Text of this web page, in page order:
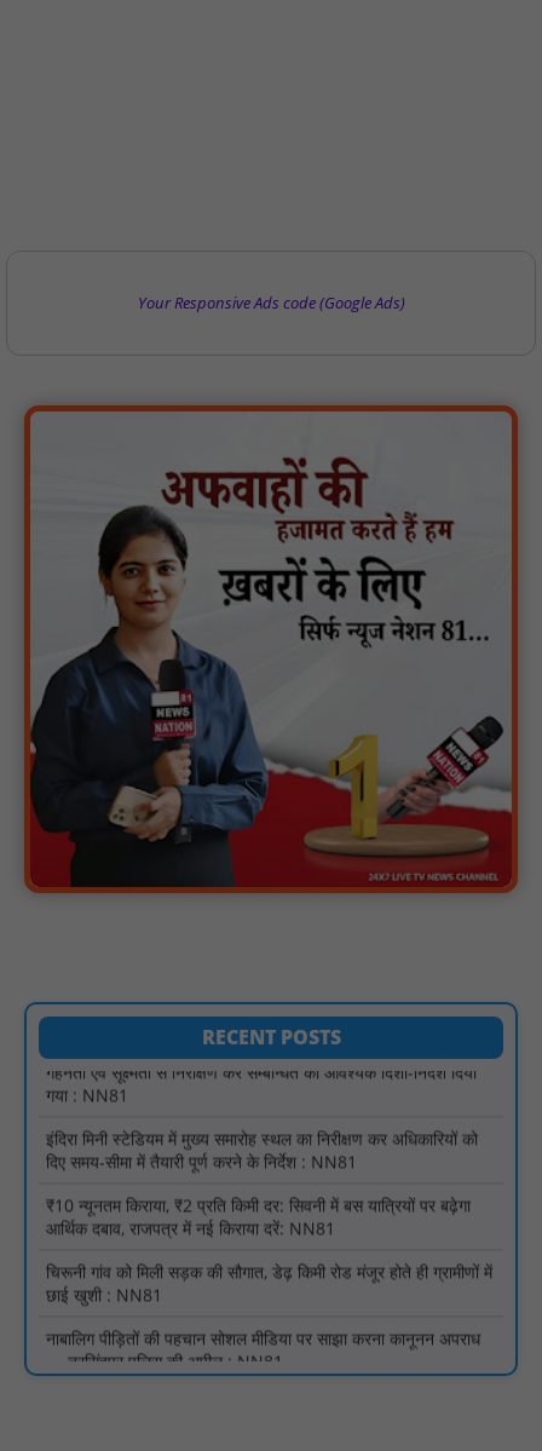
Your Responsive Ads code (Google Ads)
RECENT POSTS
नाबालिग पीड़ितों की पहचान सोशल मीडिया पर साझा करना कानूनन अपराध
— नरसिंहपुर पुलिस की अपील : NN81
मगरौनी पुलिस की बड़ी कार्रवाई लंबे समय से फरार एक स्थाई वारंटी सहित दो
वारंटी गिरफ्तार : NN81
स्वतंत्रता दिवस सिर पर होने के बाद भी परिसर में फैली है गंदगी और झाड़ियाँ,
फर्श पर उपेक्षित हालत में मिला तिरंगा : NN81
ग्रामीणों को आधार सेवाओं के साथ सेवा सेतु पोर्टल की 400 से अधिक
ऑनलाइन शासकीय सेवाएं मिलेंगी : NN81
लखीमपुर खीरी अपराध नियंत्रण और वांछित अभियुक्तों की गिरफ्तारी को लेकर
खीरी पुलिस का अभियान लगातार जारी : NN81
21 वर्षों बाद फिर गूंजी पाठशाला की घंटी: मेटापारा कोरसागुड़ा प्राथमिक शाला
गया : NN81
दिए समय-सीमा में तैयारी पूर्ण करने के निर्देश : NN81
आर्थिक दबाव, राजपत्र में नई किराया दरें: NN81
छाई खुशी : NN81
— नरसिंहपुर पुलिस की अपील : NN81
वारंटी गिरफ्तार : NN81